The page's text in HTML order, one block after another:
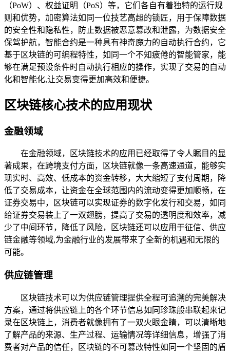
（PoW）、权益证明（PoS）等，它们各自有着独特的运行规
则和优势，加密算法如同一位技艺高超的锁匠，用于保障数据
的安全性和隐私性，防止数据被恶意篡改和泄露，为数据安全
保驾护航，智能合约是一种具有神奇魔力的自动执行合约，它
基于区块链的可编程特性，如同一个不知疲倦的智能管家，能
够在满足预设条件时自动执行相应的操作，实现了交易的自动
化和智能化,让交易变得更加高效和便捷。
区块链核心技术的应用现状
金融领域
在金融领域，区块链技术的应用已经取得了令人瞩目的显
著成果，在跨境支付方面，区块链就像一条高速通道，能够实
现实时、高效、低成本的资金转移，大大缩短了支付周期，降
低了交易成本，让资金在全球范围内的流动变得更加顺畅，在
证券交易中，区块链可以实现证券的数字化发行和交易，如同
给证券交易装上了一双翅膀，提高了交易的透明度和效率，减
少了中间环节，降低了风险，区块链还可以应用于征信、供应
链金融等领域,为金融行业的发展带来了全新的机遇和无限的
可能。
供应链管理
区块链技术可以为供应链管理提供全程可追溯的完美解决
方案，通过将供应链上的各个环节信息如同珍珠般串联起来记
录在区块链上，消费者就像拥有了一双火眼金睛，可以清晰地
了解产品的来源、生产过程、运输情况等详细信息，增强了消
费者对产品的信任，区块链的不可篡改特性如同一个坚固的盾